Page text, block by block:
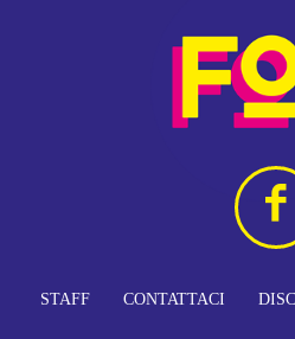
STAFF CONTATTACI